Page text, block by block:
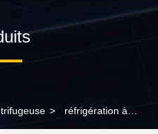
> réfrigération à